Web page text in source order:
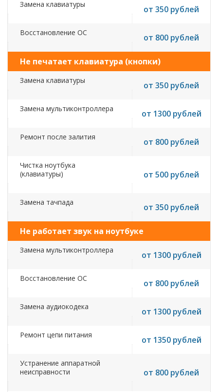
Замена клавиатуры от 350 рублей
Восстановление ОС от 800 рублей
Не печатает клавиатура (кнопки)
Замена клавиатуры от 350 рублей
Замена мультиконтроллера от 1300 рублей
Ремонт после залития от 800 рублей
Чистка ноутбука
(клавиатуры)
от 500 рублей
Замена тачпада от 350 рублей
Не работает звук на ноутбуке
Замена мультиконтроллера от 1300 рублей
Восстановление ОС от 800 рублей
Замена аудиокодека от 1300 рублей
Ремонт цепи питания от 1350 рублей
Устранение аппаратной
неисправности
от 800 рублей